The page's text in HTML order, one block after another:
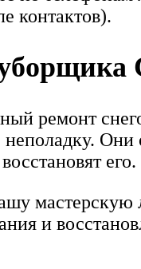
контактов).
ремонт
Они
его.
мастерскую
и